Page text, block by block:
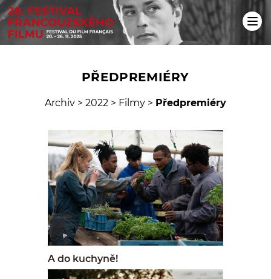
PŘEDPREMIÉRY
Archiv > 2022 > Filmy > Předpremiéry
A do kuchyně!